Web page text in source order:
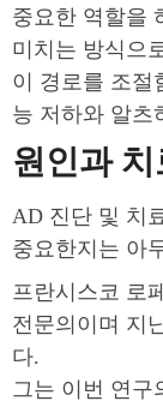
중요한 역할을
미치는 방식으
이 경로를 조절
능 저하와 알츠
원인과 치
AD 진단 및 치
중요한지는 아
프란시스코 로
전문의이며 지
다.
그는 이번 연구